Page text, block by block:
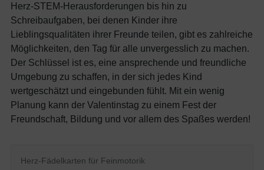
Herz-STEM-Herausforderungen bis hin zu
Schreibaufgaben, bei denen Kinder ihre
Lieblingsqualitäten ihrer Freunde teilen, gibt es zahlreiche
Möglichkeiten, den Tag für alle unvergesslich zu machen.
Der Schlüssel ist es, eine ansprechende und freundliche
Umgebung zu schaffen, in der sich jedes Kind
wertgeschätzt und eingebunden fühlt. Mit ein wenig
Planung kann der Valentinstag zu einem Fest der
Freundschaft, Bildung und vor allem des Spaßes werden!
Herz-Fädelkarten für Feinmotorik